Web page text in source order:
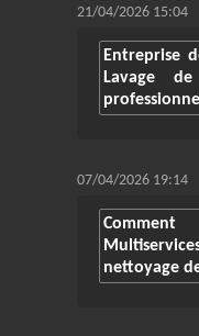
21/04/2026 15:04
Entreprise
Lavage
07/04/2026 19:14
nettoyage